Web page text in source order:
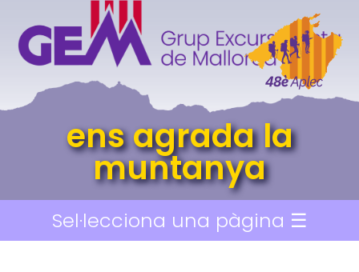
ens agrada la
muntanya
Sel·lecciona una pàgina ☰